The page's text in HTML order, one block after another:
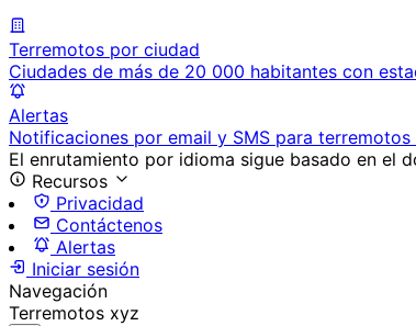
Terremotos por ciudad
Ciudades de más de 20 000 habitantes con
Alertas
Notificaciones por email y SMS para
El enrutamiento por idioma sigue basado en el
Recursos
Privacidad
Contáctenos
Alertas
Iniciar sesión
Navegación
Terremotos xyz